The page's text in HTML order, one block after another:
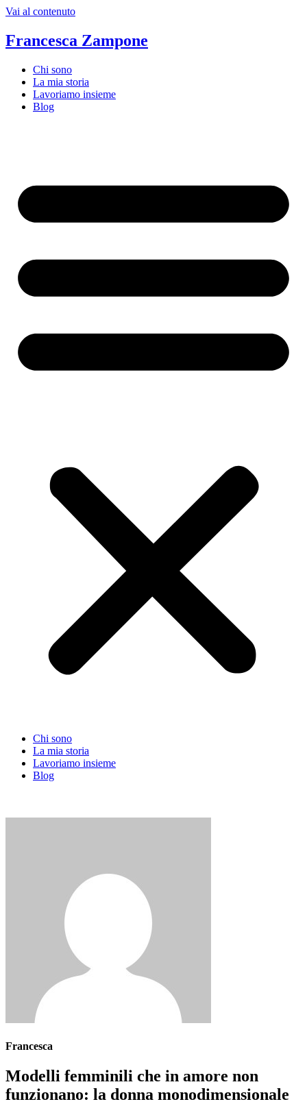
Vai al contenuto
Francesca Zampone
Chi sono
La mia storia
Lavoriamo insieme
Blog
Chi sono
La mia storia
Lavoriamo insieme
Blog
Francesca
Modelli femminili che in amore non
funzionano: la donna monodimensionale